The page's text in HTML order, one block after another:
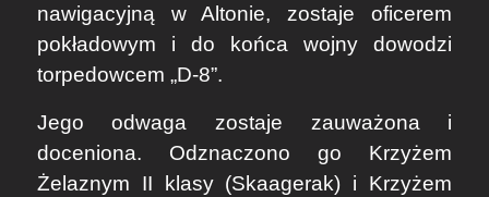
nawigacyjną w Altonie, zostaje oficerem
pokładowym i do końca wojny dowodzi
torpedowcem „D-8”.
Jego odwaga zostaje zauważona i
doceniona. Odznaczono go Krzyżem
Żelaznym II klasy (Skaagerak) i Krzyżem